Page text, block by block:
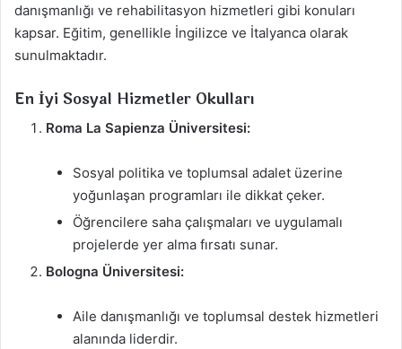
danışmanlığı ve rehabilitasyon hizmetleri gibi konuları
kapsar. Eğitim, genellikle İngilizce ve İtalyanca olarak
sunulmaktadır.
En İyi Sosyal Hizmetler Okulları
Roma La Sapienza Üniversitesi:
Sosyal politika ve toplumsal adalet üzerine
yoğunlaşan programları ile dikkat çeker.
Öğrencilere saha çalışmaları ve uygulamalı
projelerde yer alma fırsatı sunar.
Bologna Üniversitesi:
Aile danışmanlığı ve toplumsal destek hizmetleri
alanında liderdir.